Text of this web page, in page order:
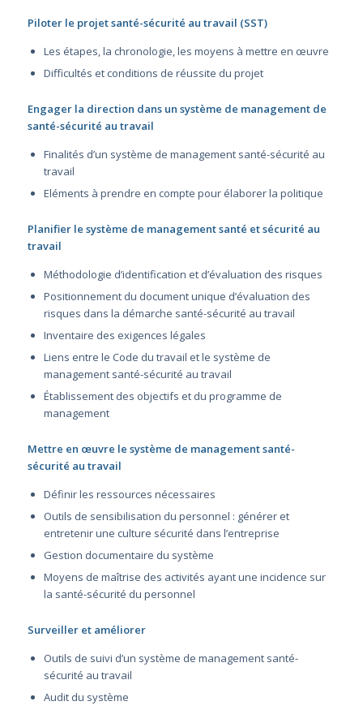
Piloter le projet santé-sécurité au travail (SST)
Les étapes, la chronologie, les moyens à mettre en œuvre
Difficultés et conditions de réussite du projet
Engager la direction dans un système de management de
santé-sécurité au travail
Finalités d’un système de management santé-sécurité au
travail
Eléments à prendre en compte pour élaborer la politique
Planifier le système de management santé et sécurité au
travail
Méthodologie d’identification et d’évaluation des risques
Positionnement du document unique d’évaluation des
risques dans la démarche santé-sécurité au travail
Inventaire des exigences légales
Liens entre le Code du travail et le système de
management santé-sécurité au travail
Établissement des objectifs et du programme de
management
Mettre en œuvre le système de management santé-
sécurité au travail
Définir les ressources nécessaires
Outils de sensibilisation du personnel : générer et
entretenir une culture sécurité dans l’entreprise
Gestion documentaire du système
Moyens de maîtrise des activités ayant une incidence sur
la santé-sécurité du personnel
Surveiller et améliorer
Outils de suivi d’un système de management santé-
sécurité au travail
Audit du système